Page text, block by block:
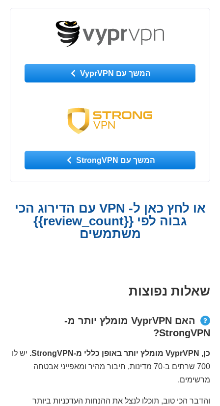
המשך עם VyprVPN
המשך עם StrongVPN
או לחץ כאן ל- VPN עם הדירוג הכי
גבוה לפי {{review_count}}
משתמשים
שאלות נפוצות
האם VyprVPN מומלץ יותר מ-
StrongVPN?
כן, VyprVPN מומלץ יותר באופן כללי מ-StrongVPN.
יש לו
700 שרתים ב-70 מדינות, חיבור מהיר ומאפייני אבטחה
מרשימים.
והדבר הכי טוב, תוכלו לנצל את ההנחות העדכניות ביותר